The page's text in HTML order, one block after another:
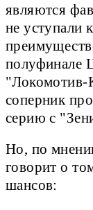
являются
не уступали
полуфинале
"Локомотив-
соперник
серию с
Но, по
говорит о
шансов: